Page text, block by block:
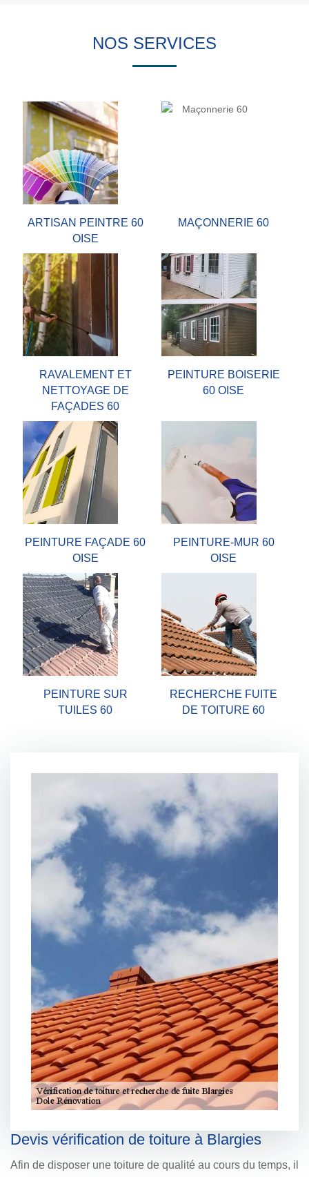
NOS SERVICES
ARTISAN PEINTRE 60
OISE
MAÇONNERIE 60
RAVALEMENT ET
NETTOYAGE DE
FAÇADES 60
PEINTURE BOISERIE
60 OISE
PEINTURE FAÇADE 60
OISE
PEINTURE-MUR 60
OISE
PEINTURE SUR
TUILES 60
RECHERCHE FUITE
DE TOITURE 60
Devis vérification de toiture à Blargies
Afin de disposer une toiture de qualité au cours du temps, il